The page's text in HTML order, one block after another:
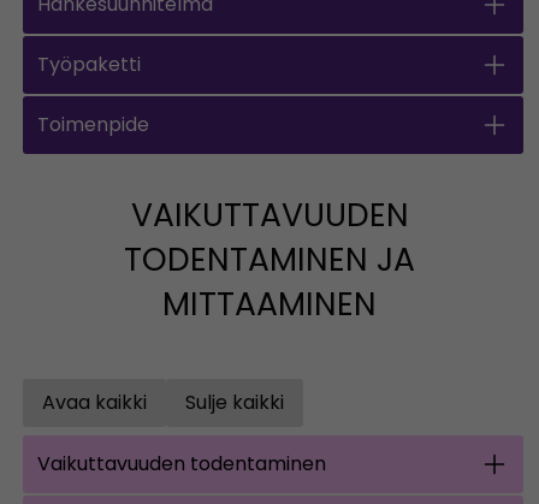
Työpaketti
Toimenpide
VAIKUTTAVUUDEN
TODENTAMINEN JA
MITTAAMINEN
Avaa kaikki
Open all accordions
Sulje kaikki
Vaikuttavuuden todentaminen